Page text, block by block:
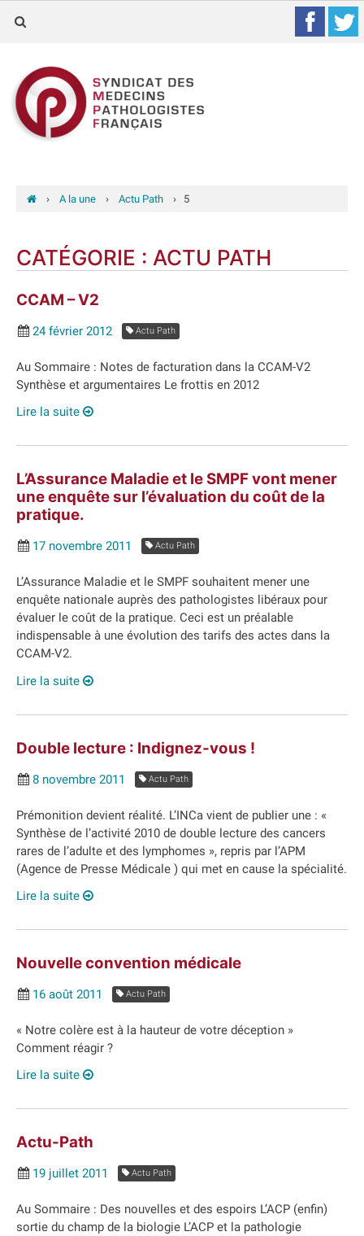
› A la une › Actu Path › 5
CATÉGORIE : ACTU PATH
CCAM – V2
24 février 2012 Actu Path
Au Sommaire : Notes de facturation dans la CCAM-V2
Synthèse et argumentaires Le frottis en 2012
Lire la suite
L’Assurance Maladie et le SMPF vont mener
une enquête sur l’évaluation du coût de la
pratique.
17 novembre 2011 Actu Path
L’Assurance Maladie et le SMPF souhaitent mener une
enquête nationale auprès des pathologistes libéraux pour
évaluer le coût de la pratique. Ceci est un préalable
indispensable à une évolution des tarifs des actes dans la
CCAM-V2.
Lire la suite
Double lecture : Indignez-vous !
8 novembre 2011 Actu Path
Prémonition devient réalité. L’INCa vient de publier une : «
Synthèse de l’activité 2010 de double lecture des cancers
rares de l’adulte et des lymphomes », repris par l’APM
(Agence de Presse Médicale ) qui met en cause la spécialité.
Lire la suite
Nouvelle convention médicale
16 août 2011 Actu Path
« Notre colère est à la hauteur de votre déception »
Comment réagir ?
Lire la suite
Actu-Path
19 juillet 2011 Actu Path
Au Sommaire : Des nouvelles et des espoirs L’ACP (enfin)
sortie du champ de la biologie L’ACP et la pathologie